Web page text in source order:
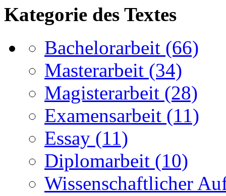
Kategorie des Textes
Bachelorarbeit (66)
Masterarbeit (34)
Magisterarbeit (28)
Examensarbeit (11)
Essay (11)
Diplomarbeit (10)
Wissenschaftlicher